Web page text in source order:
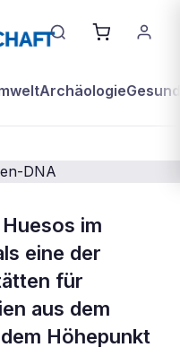
Archäologie
im
eine der
für
aus dem
Höhepunkt